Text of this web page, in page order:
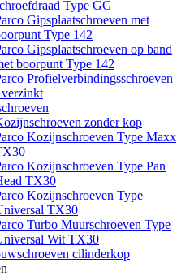
Type GG
Gipsplaatschroeven met
Type 142
Gipsplaatschroeven op band
boorpunt Type 142
Profielverbindingsschroeven
zonder kop
Kozijnschroeven Type Maxx
Kozijnschroeven Type Pan
TX30
Kozijnschroeven Type
TX30
Turbo Muurschroeven Type
Wit TX30
cilinderkop